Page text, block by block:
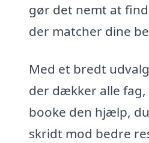
gør det nemt at
der matcher dine
Med et bredt
der dækker alle
booke den hjælp,
skridt mod bedre